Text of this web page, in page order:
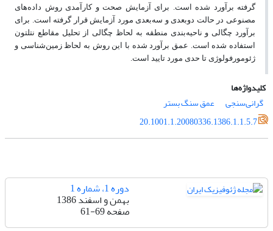
گرفته برآورد شده است. برای آزمایش صحت و کارآمدی روش دادههای
مصنوعی در حالت دوبعدی و سه‌بعدی مورد آزمایش قرار گرفته است. برای
برآورد چگالی و ناحیهبندی منطقه به لحاظ چگالی از تحلیل مقاطع نتلتون
استفاده شده است. عمق برآورد شده با این روش به لحاظ زمینشناسی و
ژئومورفولوژی تا حدی مورد تایید است.
کلیدواژه‌ها
گرانی‌سنجی
عمق سنگ بستر
20.1001.1.20080336.1386.1.1.5.7
دوره 1، شماره 1
بهمن و اسفند 1386
صفحه61-69